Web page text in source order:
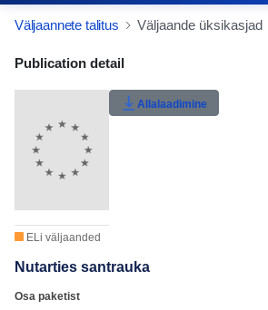
Väljaannete talitus Väljaande üksikasjad
Publication Detail Actions
Kasutaja hinnang
Publication detail
ELi väljaanded
Allalaadimine
Nutarties santrauka
Osa paketist